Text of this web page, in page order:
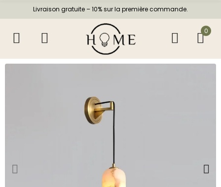
Livraison gratuite – 10% sur la première commande.
0